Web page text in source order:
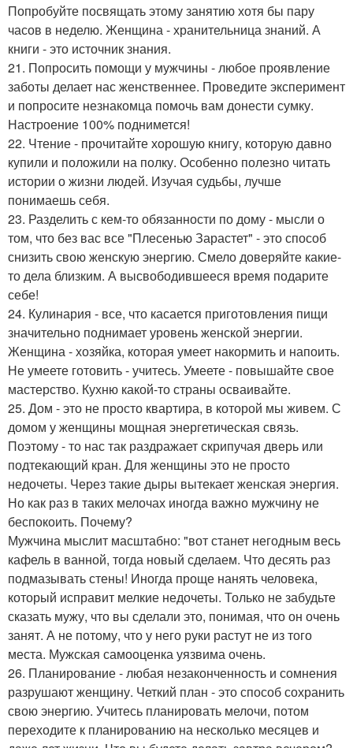
Попробуйте посвящать этому занятию хотя бы пару
часов в неделю. Женщина - хранительница знаний. А
книги - это источник знания.
21. Попросить помощи у мужчины - любое проявление
заботы делает нас женственнее. Проведите эксперимент
и попросите незнакомца помочь вам донести сумку.
Настроение 100% поднимется!
22. Чтение - прочитайте хорошую книгу, которую давно
купили и положили на полку. Особенно полезно читать
истории о жизни людей. Изучая судьбы, лучше
понимаешь себя.
23. Разделить с кем-то обязанности по дому - мысли о
том, что без вас все "Плесенью Зарастет" - это способ
снизить свою женскую энергию. Смело доверяйте какие-
то дела близким. А высвободившееся время подарите
себе!
24. Кулинария - все, что касается приготовления пищи
значительно поднимает уровень женской энергии.
Женщина - хозяйка, которая умеет накормить и напоить.
Не умеете готовить - учитесь. Умеете - повышайте свое
мастерство. Кухню какой-то страны осваивайте.
25. Дом - это не просто квартира, в которой мы живем. С
домом у женщины мощная энергетическая связь.
Поэтому - то нас так раздражает скрипучая дверь или
подтекающий кран. Для женщины это не просто
недочеты. Через такие дыры вытекает женская энергия.
Но как раз в таких мелочах иногда важно мужчину не
беспокоить. Почему?
Мужчина мыслит масштабно: "вот станет негодным весь
кафель в ванной, тогда новый сделаем. Что десять раз
подмазывать стены! Иногда проще нанять человека,
который исправит мелкие недочеты. Только не забудьте
сказать мужу, что вы сделали это, понимая, что он очень
занят. А не потому, что у него руки растут не из того
места. Мужская самооценка уязвима очень.
26. Планирование - любая незаконченность и сомнения
разрушают женщину. Четкий план - это способ сохранить
свою энергию. Учитесь планировать мелочи, потом
переходите к планированию на несколько месяцев и